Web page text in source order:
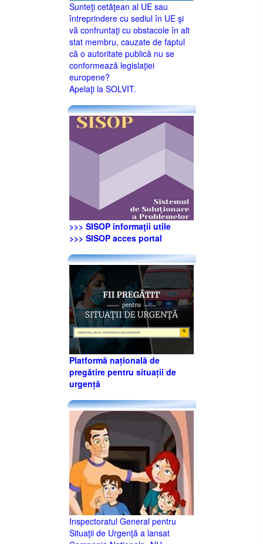
Sunteţi cetăţean al UE sau
întreprindere cu sediul în UE şi
vă confruntaţi cu obstacole în alt
stat membru, cauzate de faptul
că o autoritate publică nu se
conformează legislaţiei
europene?
Apelaţi la SOLVIT.
>>> SISOP informaţii utile
>>> SISOP acces portal
Platformă națională de
pregătire pentru situații de
urgență
Inspectoratul General pentru
Situaţii de Urgenţă a lansat